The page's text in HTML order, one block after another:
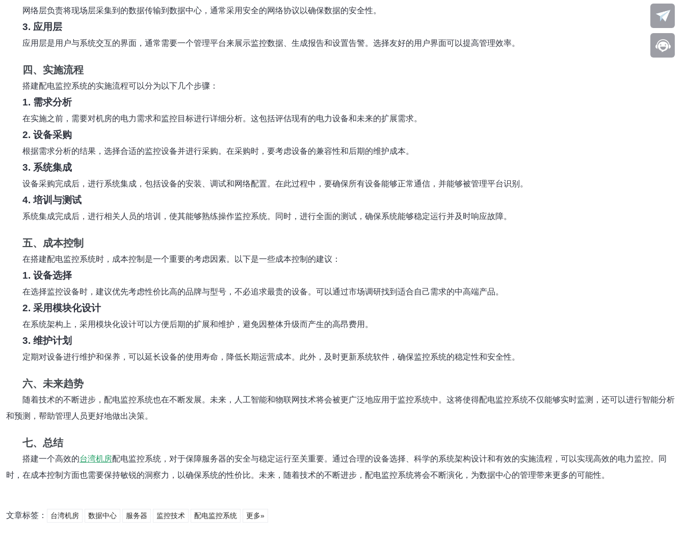
网络层负责将现场层采集到的数据传输到数据中心，通常采用安全的网络协议以确保数据的安全性。
3. 应用层
应用层是用户与系统交互的界面，通常需要一个管理平台来展示监控数据、生成报告和设置告警。选择友好的用户界面可以提高管理效率。
四、实施流程
搭建配电监控系统的实施流程可以分为以下几个步骤：
1. 需求分析
在实施之前，需要对机房的电力需求和监控目标进行详细分析。这包括评估现有的电力设备和未来的扩展需求。
2. 设备采购
根据需求分析的结果，选择合适的监控设备并进行采购。在采购时，要考虑设备的兼容性和后期的维护成本。
3. 系统集成
设备采购完成后，进行系统集成，包括设备的安装、调试和网络配置。在此过程中，要确保所有设备能够正常通信，并能够被管理平台识别。
4. 培训与测试
系统集成完成后，进行相关人员的培训，使其能够熟练操作监控系统。同时，进行全面的测试，确保系统能够稳定运行并及时响应故障。
五、成本控制
在搭建配电监控系统时，成本控制是一个重要的考虑因素。以下是一些成本控制的建议：
1. 设备选择
在选择监控设备时，建议优先考虑性价比高的品牌与型号，不必追求最贵的设备。可以通过市场调研找到适合自己需求的中高端产品。
2. 采用模块化设计
在系统架构上，采用模块化设计可以方便后期的扩展和维护，避免因整体升级而产生的高昂费用。
3. 维护计划
定期对设备进行维护和保养，可以延长设备的使用寿命，降低长期运营成本。此外，及时更新系统软件，确保监控系统的稳定性和安全性。
六、未来趋势
随着技术的不断进步，配电监控系统也在不断发展。未来，人工智能和物联网技术将会被更广泛地应用于监控系统中。这将使得配电监控系统不仅能够实时监测，还可以进行智能分析
和预测，帮助管理人员更好地做出决策。
七、总结
搭建一个高效的台湾机房配电监控系统，对于保障服务器的安全与稳定运行至关重要。通过合理的设备选择、科学的系统架构设计和有效的实施流程，可以实现高效的电力监控。同
时，在成本控制方面也需要保持敏锐的洞察力，以确保系统的性价比。未来，随着技术的不断进步，配电监控系统将会不断演化，为数据中心的管理带来更多的可能性。
文章标签： 台湾机房 数据中心 服务器 监控技术 配电监控系统 更多»